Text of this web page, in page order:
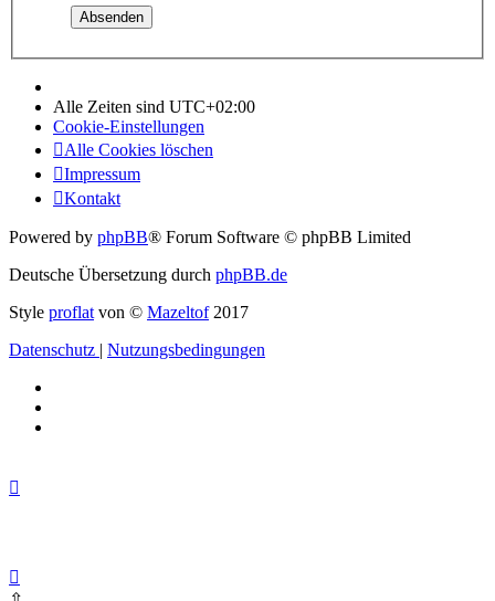
Alle Zeiten sind UTC+02:00
Cookie-Einstellungen
Alle Cookies löschen
Impressum
Kontakt
Powered by phpBB® Forum Software © phpBB Limited
Deutsche Übersetzung durch phpBB.de
Style proflat von © Mazeltof2017
Datenschutz | Nutzungsbedingungen